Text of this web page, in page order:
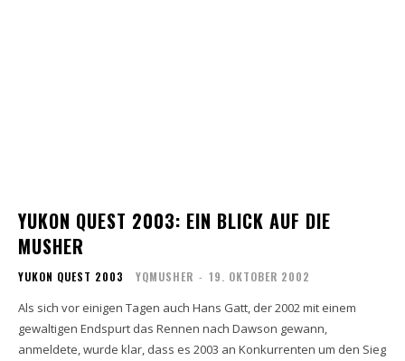
YUKON QUEST 2003: EIN BLICK AUF DIE
MUSHER
YUKON QUEST 2003 YQMUSHER - 19. OKTOBER 2002
Als sich vor einigen Tagen auch Hans Gatt, der 2002 mit einem
gewaltigen Endspurt das Rennen nach Dawson gewann,
anmeldete, wurde klar, dass es 2003 an Konkurrenten um den Sieg